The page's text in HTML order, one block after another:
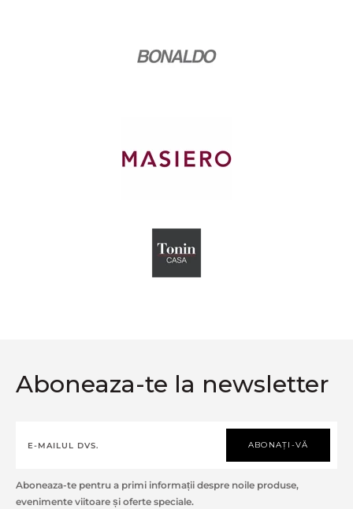
Aboneaza-te la newsletter
ABONAȚI-VĂ
Aboneaza-te pentru a primi informații despre noile produse,
evenimente viitoare și oferte speciale.